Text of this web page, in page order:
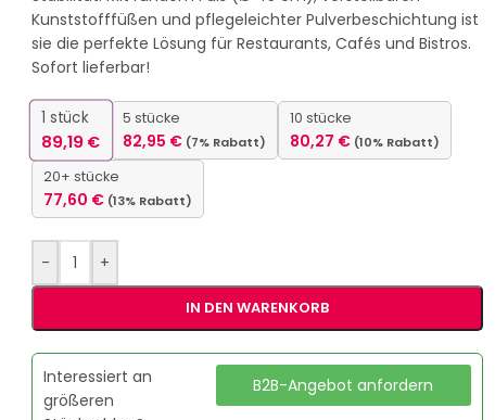
Kunststofffüßen und pflegeleichter Pulverbeschichtung ist
sie die perfekte Lösung für Restaurants, Cafés und Bistros.
Sofort lieferbar!
1 stück
89,19€
5 stücke
82,95 € (7% Rabatt)
10 stücke
80,27 € (10% Rabatt)
20+ stücke
77,60 € (13% Rabatt)
- +
IN DEN WARENKORB
Interessiert an
größeren
B2B-Angebot anfordern